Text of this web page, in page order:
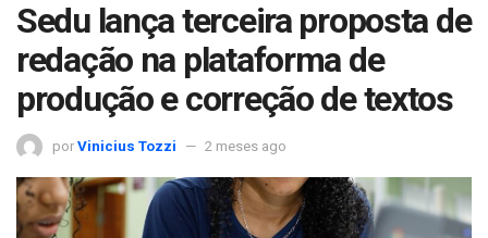
Sedu lança terceira proposta de
redação na plataforma de
produção e correção de textos
por Vinicius Tozzi 2 meses ago